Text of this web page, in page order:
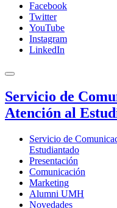
Facebook
Twitter
YouTube
Instagram
LinkedIn
Servicio de
Atención al
Servicio de
Estudiantado
Presentación
Comunicación
Marketing
Alumni UMH
Novedades